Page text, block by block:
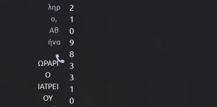
ληρ
ο,
Αθ
ήνα
ΩΡΑΡΙ
Ο
ΙΑΤΡΕΙ
ΟΥ
2
1
0
9
8
3
3
1
0